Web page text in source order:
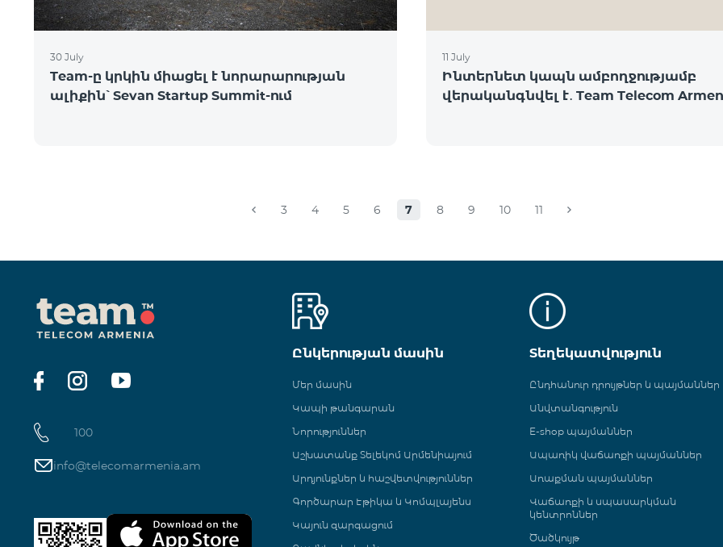
30 July
Team-ը կրկին միացել է նորարարության
ալիքին՝ Sevan Startup Summit-ում
11 July
Ինտերնետ կապն ամբողջությամբ
վերականգնվել է․ Team Telecom
3 4 5 6 7 8 9 10 11
100
info@telecomarmenia.am
Ընկերության մասին
Մեր մասին
Կապի թանգարան
Նորություններ
Աշխատանք Տելեկոմ Արմենիայում
Արդյունքներ և հաշվետվություններ
Գործարար Էթիկա և Կոմպլայենս
Կայուն զարգացում
Տեղեկատվություն
Ընդհանուր դրույթներ և պայմաններ
Անվտանգություն
E-shop պայմաններ
Ապառիկ վաճառքի պայմաններ
Առաքման պայմաններ
Վաճառքի և սպասարկման
կենտրոններ
Ծածկույթ